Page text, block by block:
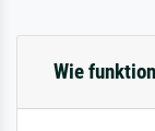
Wie